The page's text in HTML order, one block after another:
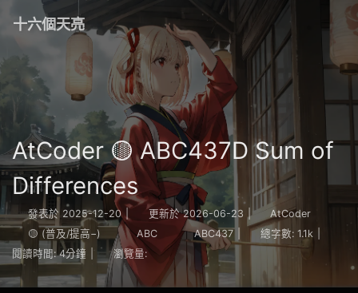
十六個天亮
AtCoder 🟡 ABC437D Sum of
Differences
發表於 2025-12-20 | 更新於 2026-06-23 |
AtCoder
🟡 (普及/提高−)
ABC ABC437 總字數: 1.1k
閱讀時間: 4分鐘 瀏覽量: